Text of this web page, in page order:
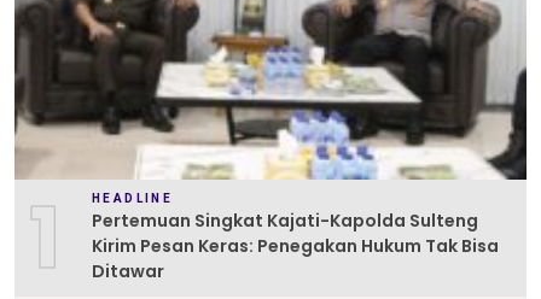
1 HEADLINE
Pertemuan Singkat Kajati-Kapolda Sulteng
Kirim Pesan Keras: Penegakan Hukum Tak Bisa
Ditawar